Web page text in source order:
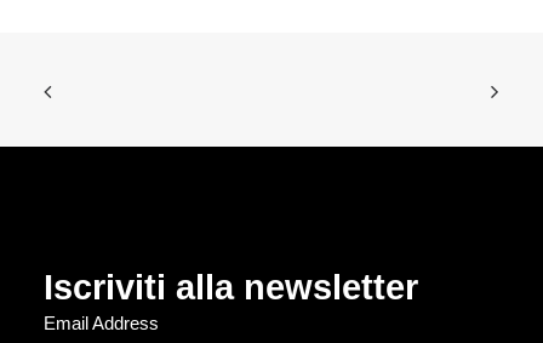
Iscriviti alla newsletter
Email Address